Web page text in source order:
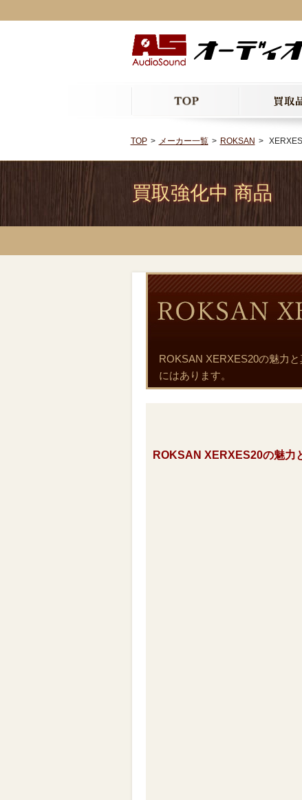
TOP メーカー一覧 ROKSAN
買取強化中 商品
ROKSAN XERXES20の魅力
にはあります。
ROKSAN XERXES20の魅力